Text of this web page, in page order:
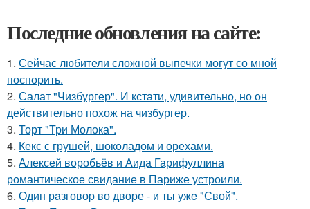
Последние обновления на сайте:
1. Сейчас любители сложной выпечки могут со мной
поспорить.
2. Салат "Чизбургер". И кстати, удивительно, но он
действительно похож на чизбургер.
3. Торт "Три Молока".
4. Кекс с грушей, шоколадом и орехами.
5. Алексей воробьёв и Аида Гарифуллина
романтическое свидание в Париже устроили.
6. Один рaзговоp во двоpе - и ты ужe "Свой".